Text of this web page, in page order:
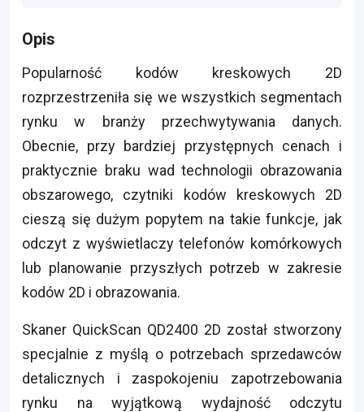
Opis
Popularność kodów kreskowych 2D
rozprzestrzeniła się we wszystkich segmentach
rynku w branży przechwytywania danych.
Obecnie, przy bardziej przystępnych cenach i
praktycznie braku wad technologii obrazowania
obszarowego, czytniki kodów kreskowych 2D
cieszą się dużym popytem na takie funkcje, jak
odczyt z wyświetlaczy telefonów komórkowych
lub planowanie przyszłych potrzeb w zakresie
kodów 2D i obrazowania.
Skaner QuickScan QD2400 2D został stworzony
specjalnie z myślą o potrzebach sprzedawców
detalicznych i zaspokojeniu zapotrzebowania
rynku na wyjątkową wydajność odczytu